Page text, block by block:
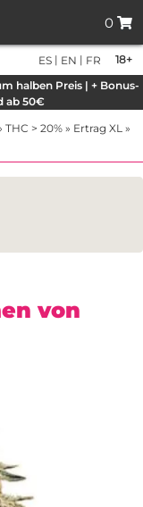
0
18+
ES | EN | FR
halben Preis | + Bonus-
ab 50€
THC > 20% » Ertrag XL »
von